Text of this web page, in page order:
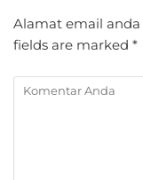
Alamat email
fields are marked *